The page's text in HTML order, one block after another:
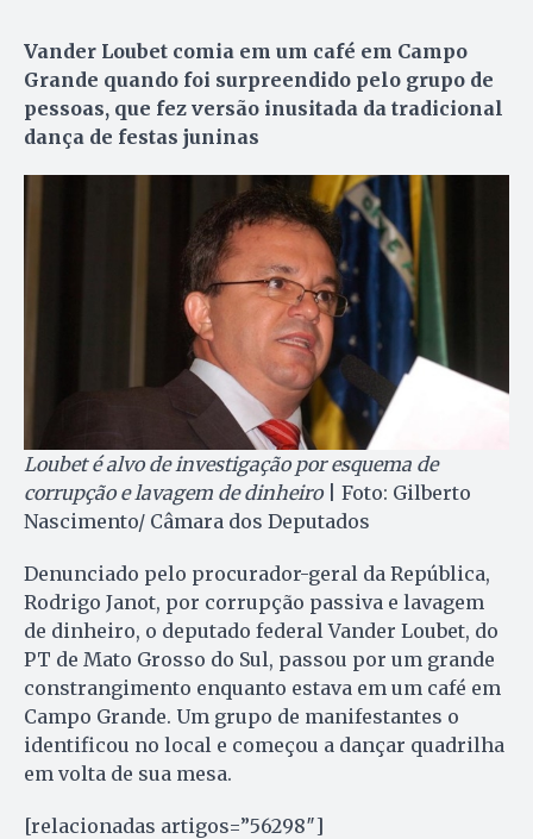
Vander Loubet comia em um café em Campo
Grande quando foi surpreendido pelo grupo de
pessoas, que fez versão inusitada da tradicional
dança de festas juninas
Loubet é alvo de investigação por esquema de
corrupção e lavagem de dinheiro| Foto: Gilberto
Nascimento/ Câmara dos Deputados
Denunciado pelo procurador-geral da República,
Rodrigo Janot, por corrupção passiva e lavagem
de dinheiro, o deputado federal Vander Loubet, do
PT de Mato Grosso do Sul, passou por um grande
constrangimento enquanto estava em um café em
Campo Grande. Um grupo de manifestantes o
identificou no local e começou a dançar quadrilha
em volta de sua mesa.
[relacionadas artigos=”56298″]